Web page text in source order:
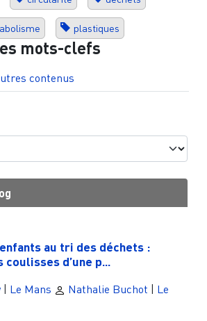
plastiques
mots-clefs
contenus
au tri des déchets :
d’une p...
| Le Mans Nathalie Buchot
Le